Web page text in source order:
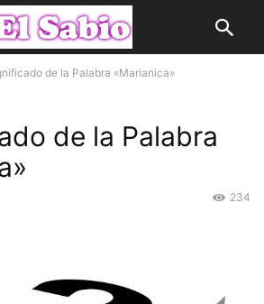
de la Palabra «Marianica»
de la Palabra
234